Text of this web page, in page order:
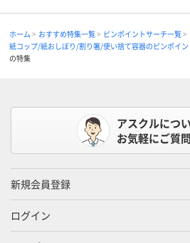
ホーム おすすめ特集一覧
ピンポイントサーチ一覧
紙コップ/紙おしぼり/割り箸/使い捨て容器のピンポイ
の特集
アスクルにつ
お気軽にご質
新規会員登録
ログイン